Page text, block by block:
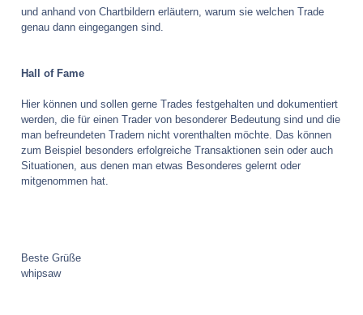
und anhand von Chartbildern erläutern, warum sie welchen Trade
genau dann eingegangen sind.
Hall of Fame
Hier können und sollen gerne Trades festgehalten und dokumentiert
werden, die für einen Trader von besonderer Bedeutung sind und die
man befreundeten Tradern nicht vorenthalten möchte. Das können
zum Beispiel besonders erfolgreiche Transaktionen sein oder auch
Situationen, aus denen man etwas Besonderes gelernt oder
mitgenommen hat.
Beste Grüße
whipsaw